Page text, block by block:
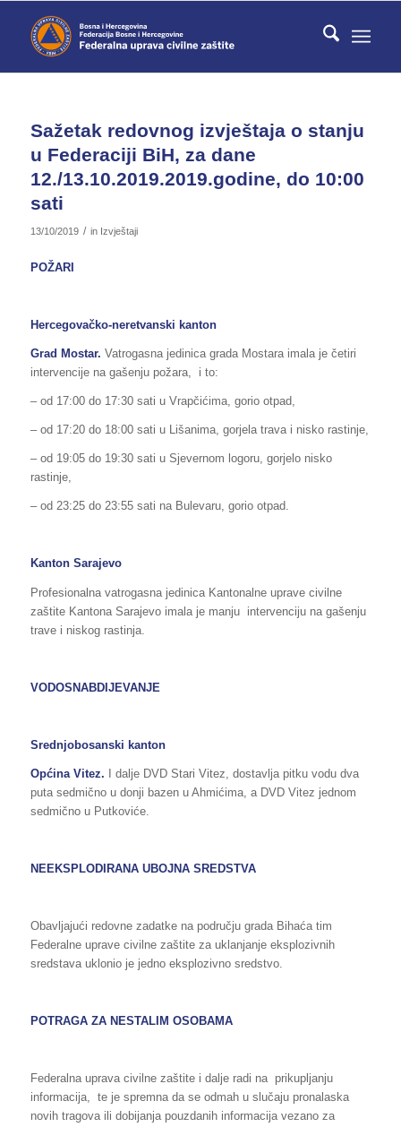
Sažetak redovnog izvještaja o stanju
u Federaciji BiH, za dane
12./13.10.2019.2019.godine, do 10:00
sati
13/10/2019 / in Izvještaji
POŽARI
Hercegovačko-neretvanski kanton
Grad Mostar. Vatrogasna jedinica grada Mostara imala je četiri
intervencije na gašenju požara, i to:
– od 17:00 do 17:30 sati u Vrapčićima, gorio otpad,
– od 17:20 do 18:00 sati u Lišanima, gorjela trava i nisko rastinje,
– od 19:05 do 19:30 sati u Sjevernom logoru, gorjelo nisko
rastinje,
– od 23:25 do 23:55 sati na Bulevaru, gorio otpad.
Kanton Sarajevo
Profesionalna vatrogasna jedinica Kantonalne uprave civilne
zaštite Kantona Sarajevo imala je manju intervenciju na gašenju
trave i niskog rastinja.
VODOSNABDIJEVANJE
Srednjobosanski kanton
Općina Vitez.
I dalje DVD Stari Vitez, dostavlja pitku vodu dva
puta sedmično u donji bazen u Ahmićima, a DVD Vitez jednom
sedmično u Putkoviće.
NEEKSPLODIRANA UBOJNA SREDSTVA
Obavljajući redovne zadatke na području grada Bihaća tim
Federalne uprave civilne zaštite za uklanjanje eksplozivnih
sredstava uklonio je jedno eksplozivno sredstvo.
POTRAGA ZA NESTALIM OSOBAMA
Federalna uprava civilne zaštite i dalje radi na prikupljanju
informacija, te je spremna da se odmah u slučaju pronalaska
novih tragova ili dobijanja pouzdanih informacija vezano za